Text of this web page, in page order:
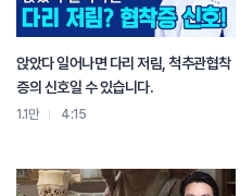
앉았다 일어나면 다리 저림, 척추관협착
증의 신호일 수 있습니다.
1.1만 4:15